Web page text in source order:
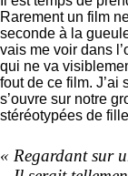
Rarement un film
seconde à la
vais me voir dans
qui ne va
fout de ce film. J’ai
s’ouvre sur notre
stéréotypées de
« Regardant sur